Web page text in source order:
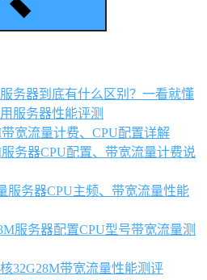
务器到底有什么区别？一看就懂
服务器性能评测
宽流量计费、CPU配置详解
务器CPU配置、带宽流量计费说
服务器CPU主频、带宽流量性能
服务器配置CPU型号带宽流量测
32G28M带宽流量性能测评